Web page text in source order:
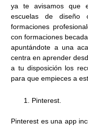
ya te avisamos que
escuelas de diseño
formaciones
con formaciones
apuntándote a una
centra en aprender
a tu disposición los
para que empieces a
Pinterest.
Pinterest es una app